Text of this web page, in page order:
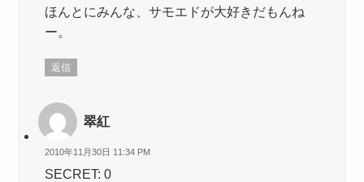
ほんとにみんな、サモエドが大好きだもんね
ー。
返信
翠紅
2010年11月30日 11:34 PM
SECRET: 0